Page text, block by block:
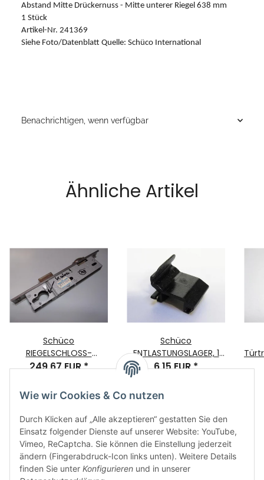
Wie wir Cookies & Co nutzen
Durch Klicken auf „Alle akzeptieren“ gestatten Sie den
Einsatz folgender Dienste auf unserer Website: YouTube,
Vimeo, ReCaptcha. Sie können die Einstellung jederzeit
ändern (Fingerabdruck-Icon links unten). Weitere Details
finden Sie unter Konfigurieren und in unserer
Abstand Mitte Drückernuss - Mitte unterer Riegel 638 mm
1 Stück
Artikel-Nr. 241369
Siehe Foto/Datenblatt Quelle: Schüco International
Benachrichtigen, wenn verfügbar
Ähnliche Artikel
Schüco
RIEGELSCHLOSS-
ROLLFALLE, Nr. 211162 ,
KABA-ZYL.
249,67 EUR*
Schüco
ENTLASTUNGSLAGER, 1
Stück, Bauteilnummer
6,15 EUR*
Informationen